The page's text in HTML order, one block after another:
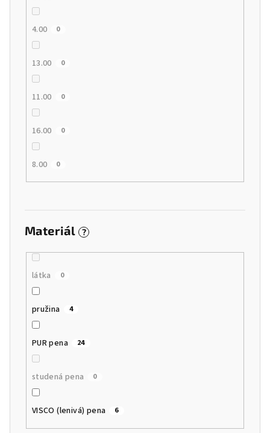
4.00 0
13.00 0
11.00 0
16.00 0
8.00 0
Materiál ?
látka 0
pružina 4
PUR pena 24
studená pena 0
VISCO (lenivá) pena 6